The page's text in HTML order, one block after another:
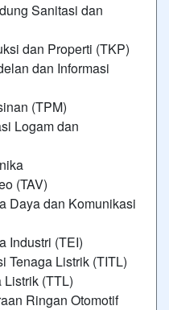
Sanitasi dan
dan Properti (TKP)
dan Informasi
(TPM)
Logam dan
(TAV)
Daya dan Komunikasi
Industri (TEI)
Tenaga Listrik (TITL)
Listrik (TTL)
Ringan Otomotif